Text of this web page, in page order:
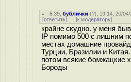
6.39 ,бублички (?), 19:14, 20/
[ответить] [к модератору]
крайне скудно. у меня
IP помимо 500 с лишним
местах домашние
Турции, Бразилии и
потом всякие бомжацкие
Бороды